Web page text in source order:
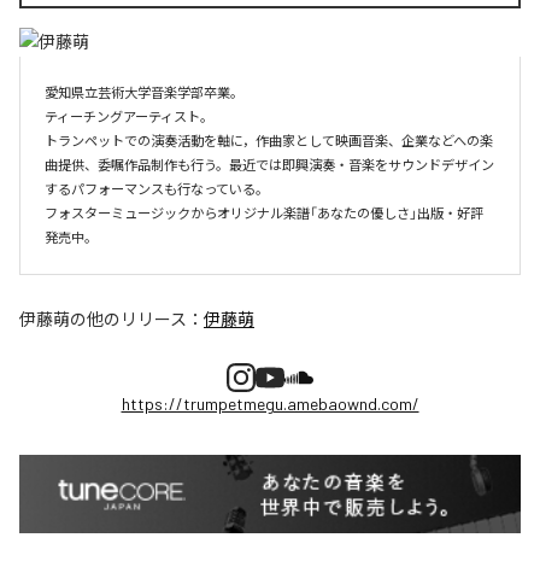
愛知県立芸術大学音楽学部卒業。
ティーチングアーティスト。
トランペットでの演奏活動を軸に，作曲家として映画音楽、企業などへの楽
曲提供、委嘱作品制作も行う。最近では即興演奏・音楽をサウンドデザイン
するパフォーマンスも行なっている。
フォスターミュージックからオリジナル楽譜「あなたの優しさ」出版・好評
伊藤萌の他のリリース： 伊藤萌
https://trumpetmegu.amebaownd.com/